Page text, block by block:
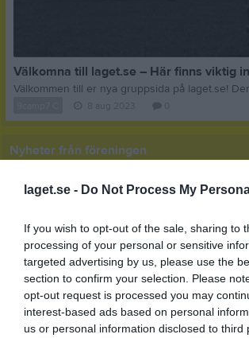
laget.se - Do Not Process My
If you wish to opt-out of the sale, sharing to
processing of your personal or sensitive
targeted advertising by us, please use the
section to confirm your selection. Please
opt-out request is processed you may
interest-based ads based on personal
us or personal information disclosed to third
Välkomna till laget.se – Här finns viktig
Nyheter från föreningen